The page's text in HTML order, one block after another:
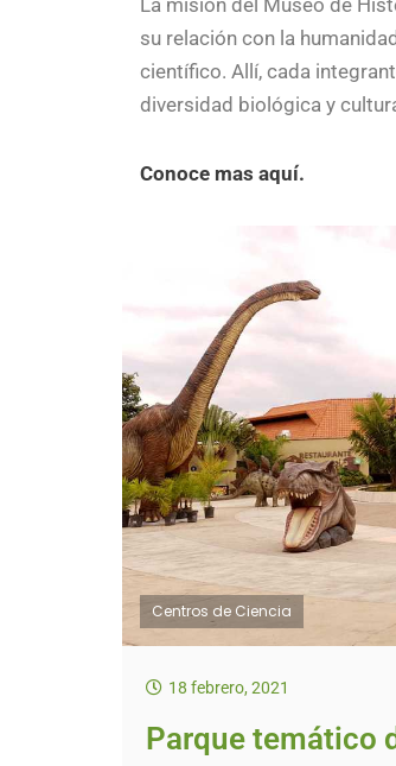
La misión del Museo de
su relación con la
científico. Allí, cada
diversidad biológica y
Conoce mas aquí.
Centros de Ciencia
18 febrero, 2021
Parque temático